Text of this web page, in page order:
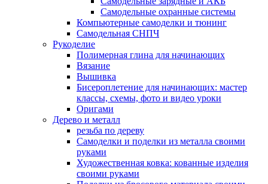
Самодельные охранные системы
Компьютерные самоделки и тюнинг
Самодельная СНПЧ
Рукоделие
Полимерная глина для начинающих
Вязание
Вышивка
Бисероплетение для начинающих: мастер
классы, схемы, фото и видео уроки
Оригами
Дерево и металл
резьба по дереву
Самоделки и поделки из металла своими
руками
Художественная ковка: кованные изделия
своими руками